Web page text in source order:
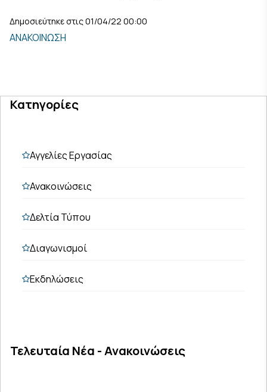
Δημοσιεύτηκε στις 01/04/22 00:00
ΑΝΑΚΟΙΝΩΣΗ
Κατηγορίες
Αγγελίες Εργασίας
Ανακοινώσεις
Δελτία Τύπου
Διαγωνισμοί
Εκδηλώσεις
Τελευταία Νέα - Ανακοινώσεις